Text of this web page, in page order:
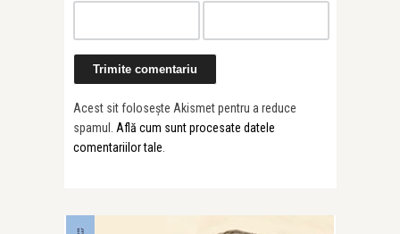
Acest sit folosește Akismet pentru a reduce
spamul. Află cum sunt procesate datele
comentariilor tale